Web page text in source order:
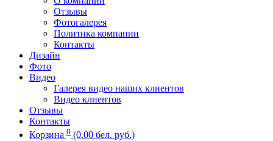
Отзывы
Фотогалерея
Политика компании
Контакты
Дизайн
Фото
Видео
Галерея видео наших клиентов
Видео клиентов
Отзывы
Контакты
Корзина 0 (0.00 бел. руб.)